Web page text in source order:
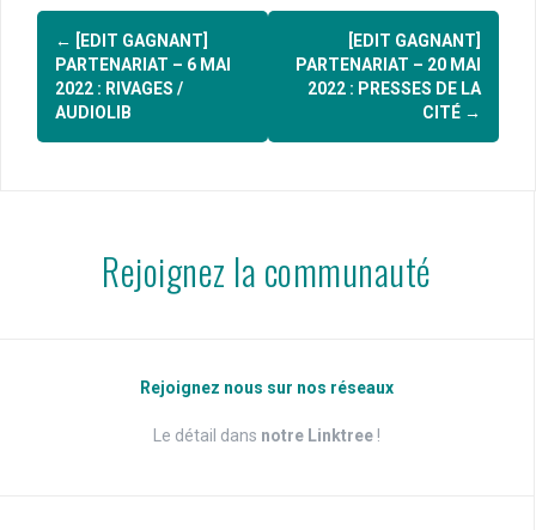
Navigation
d'article
←
[EDIT GAGNANT]
PARTENARIAT – 6 MAI
2022 : RIVAGES /
AUDIOLIB
[EDIT GAGNANT]
PARTENARIAT – 20 MAI
2022 : PRESSES DE LA
CITÉ →
Rejoignez la communauté
Rejoignez nous sur nos réseaux
Le détail dans notre Linktree !